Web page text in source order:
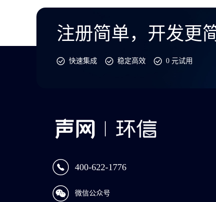
注册简单，开发更
快速集成 稳定高效 0 元试用
400-622-1776
微信公众号